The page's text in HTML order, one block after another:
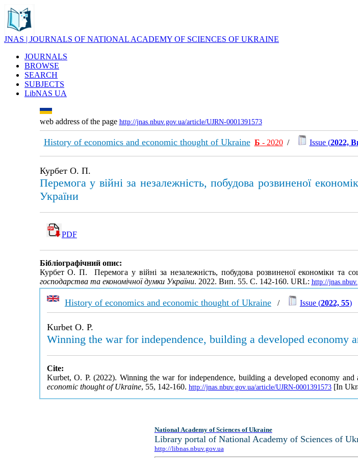
JNAS | JOURNALS OF NATIONAL ACADEMY OF SCIENCES OF UKRAINE
JOURNALS
BROWSE
SEARCH
SUBJECTS
LibNAS UA
web address of the page http://jnas.nbuv.gov.ua/article/UJRN-0001391573
History of economics and economic thought of Ukraine Б - 2020/ Issue (2022,
Курбет О. П.
Перемога у війні за незалежність, побудова розвиненої
України
PDF
Бібліографічний опис:
Курбет О. П. Перемога у війні за незалежність, побудова розвиненої економіки та
господарства та економічної думки України. 2022. Вип. 55. С. 142-160. URL: http://
History of economics and economic thought of Ukraine/ Issue (2022, 55)
Kurbet O. P.
Winning the war for independence, building a developed
Cite:
Kurbet, O. P. (2022). Winning the war for independence, building a developed economy
economic thought of Ukraine, 55, 142-160. http://jnas.nbuv.gov.ua/article/UJRN-0001391573[In
National Academy of Sciences of Ukraine
Library portal of National Academy of Sciences of
http://libnas.nbuv.gov.ua